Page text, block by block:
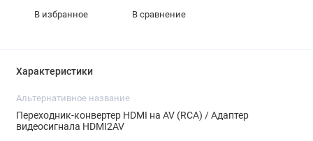
В избранное В сравнение
Характеристики
Альтернативное название
Переходник-конвертер HDMI на AV (RCA) / Адаптер
видеосигнала HDMI2AV